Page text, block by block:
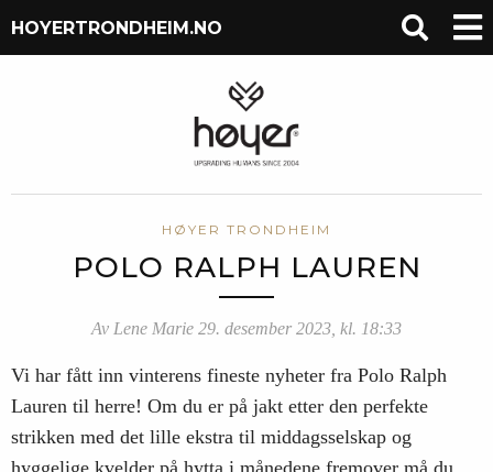
HOYERTRONDHEIM.NO
HØYER TRONDHEIM
POLO RALPH LAUREN
Av Lene Marie 29. desember 2023, kl. 18:33
Vi har fått inn vinterens fineste nyheter fra Polo Ralph
Lauren til herre! Om du er på jakt etter den perfekte
strikken med det lille ekstra til middagsselskap og
hyggelige kvelder på hytta i månedene fremover må du